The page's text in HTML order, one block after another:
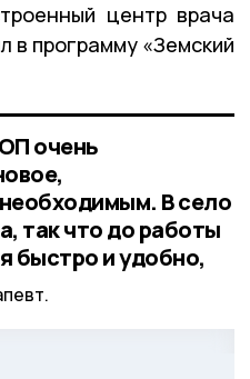
центр врача
в программу «Земский
очень
В село
так что до работы
быстро и удобно,